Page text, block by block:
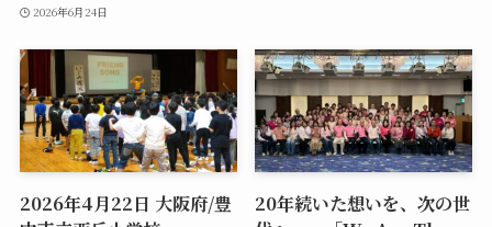
2026年6月24日
2026年4月22日 大阪府/豊
20年続いた想いを、次の世